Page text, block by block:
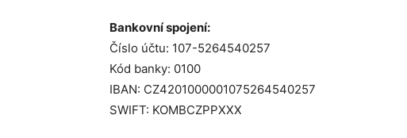
Bankovní spojení:
Číslo účtu: 107-5264540257
Kód banky: 0100
IBAN: CZ4201000001075264540257
SWIFT: KOMBCZPPXXX